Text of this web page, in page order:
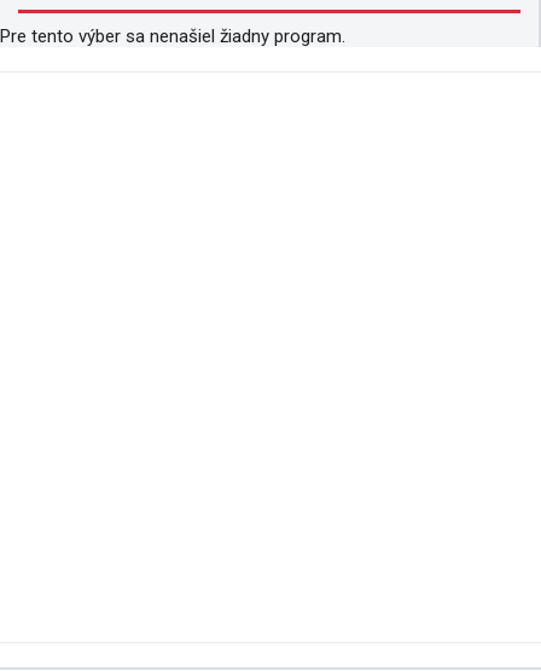
Pre tento výber sa nenašiel žiadny program.